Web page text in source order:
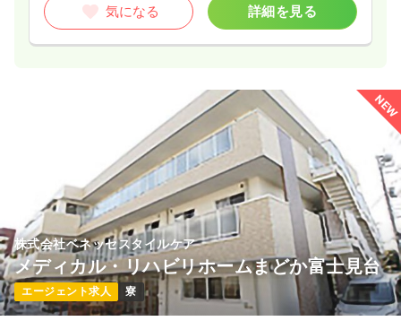
気になる 詳細を見る
NEW
株式会社ベネッセスタイルケア
メディカル・リハビリホームまどか富士見台
エージェント求人 寮